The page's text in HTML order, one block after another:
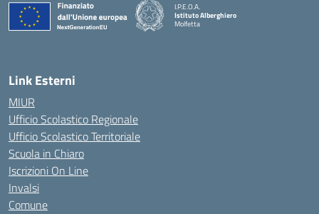
I.P.E.O.A.
Istituto Alberghiero
Molfetta
Link Esterni
MIUR
Ufficio Scolastico Regionale
Ufficio Scolastico Territoriale
Scuola in Chiaro
Iscrizioni On Line
Invalsi
Comune